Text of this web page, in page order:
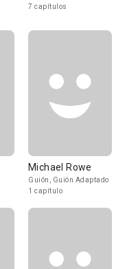
7 capítulos
Michael Rowe
Guión, Guión Adaptado
1 capítulo